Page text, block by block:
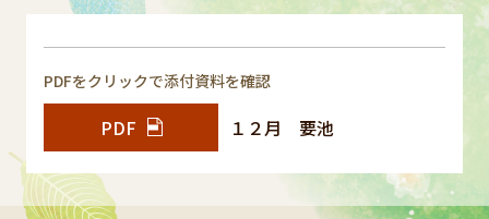
PDFをクリックで添付資料を確認
PDF １２月 要池